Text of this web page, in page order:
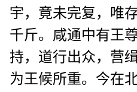
宇，竟未完复，唯
千斤。咸通中有王
持，道行出众，营
为王候所重。今在